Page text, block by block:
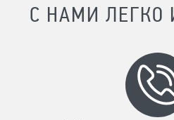
С НАМИ ЛЕГКО